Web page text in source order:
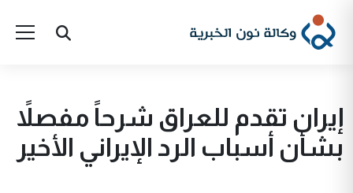
إيران تقدم للعراق شرحاً مفصلاً
بشأن أسباب الرد الإيراني الأخير